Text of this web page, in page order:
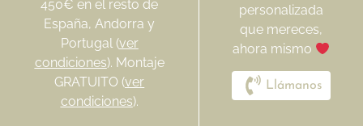
450€ en el resto de
España, Andorra y
Portugal (ver
condiciones). Montaje
GRATUITO (ver
condiciones).
personalizada
que mereces,
ahora mismo
Llámanos